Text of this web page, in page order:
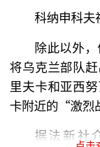
科纳申科夫
除此以外
将乌克兰部队
里夫卡和亚西
卡附近的“激烈
据法新社